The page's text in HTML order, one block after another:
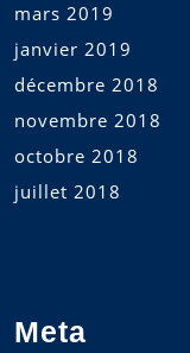
mars 2019
janvier 2019
décembre 2018
novembre 2018
octobre 2018
juillet 2018
Meta